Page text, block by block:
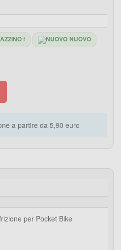
! NUOVO
a partire da 5,90 euro
per Pocket Bike